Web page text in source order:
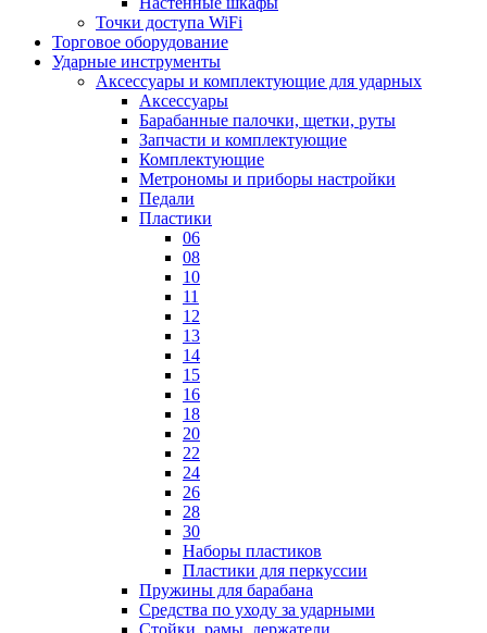
Точки доступа WiFi
Торговое оборудование
Ударные инструменты
Аксессуары и комплектующие для ударных
Аксессуары
Барабанные палочки, щетки, руты
Запчасти и комплектующие
Комплектующие
Метрономы и приборы настройки
Педали
Пластики
06
08
10
11
12
13
14
15
16
18
20
22
24
26
28
30
Наборы пластиков
Пластики для перкуссии
Пружины для барабана
Средства по уходу за ударными
Стойки, рамы, держатели